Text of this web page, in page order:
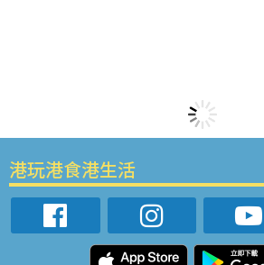
港玩港食港生活